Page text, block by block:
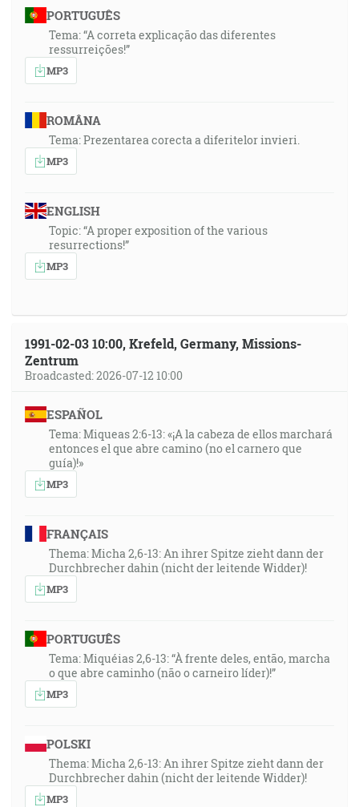
PORTUGUÊS
Tema: “A correta explicação das diferentes
ressurreições!”
MP3
ROMÂNA
Tema: Prezentarea corecta a diferitelor invieri.
MP3
ENGLISH
Topic: “A proper exposition of the various
resurrections!”
MP3
1991-02-03 10:00, Krefeld, Germany, Missions-
Zentrum
Broadcasted: 2026-07-12 10:00
ESPAÑOL
Tema: Miqueas 2:6-13: «¡A la cabeza de ellos marchará
entonces el que abre camino (no el carnero que
guía)!»
MP3
FRANÇAIS
Thema: Micha 2,6-13: An ihrer Spitze zieht dann der
Durchbrecher dahin (nicht der leitende Widder)!
MP3
PORTUGUÊS
Tema: Miquéias 2,6-13: “À frente deles, então, marcha
o que abre caminho (não o carneiro líder)!”
MP3
POLSKI
Thema: Micha 2,6-13: An ihrer Spitze zieht dann der
Durchbrecher dahin (nicht der leitende Widder)!
MP3